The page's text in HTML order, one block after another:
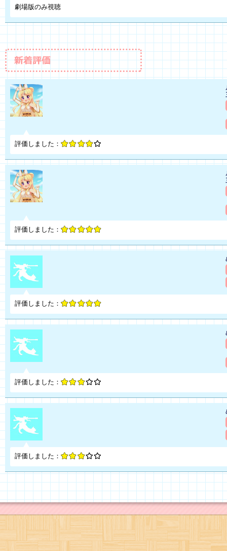
劇場版のみ視聴
評価しました：
評価しました：
評価しました：
評価しました：
評価しました：